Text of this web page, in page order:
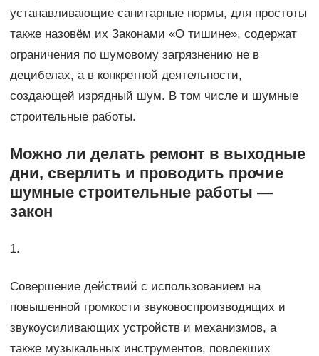
устанавливающие санитарные нормы, для простоты
также назовём их Законами «О тишине», содержат
ограничения по шумовому загрязнению не в
децибелах, а в конкретной деятельности,
создающей изрядный шум. В том числе и шумные
строительные работы.
Можно ли делать ремонт в выходные
дни, сверлить и проводить прочие
шумные строительные работы —
закон
1.
Совершение действий с использованием на
повышенной громкости звуковоспроизводящих и
звукоусиливающих устройств и механизмов, а
также музыкальных инструментов, повлекших